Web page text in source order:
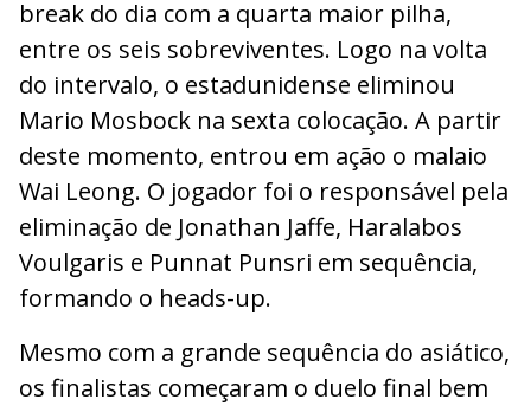
break do dia com a quarta maior pilha,
entre os seis sobreviventes. Logo na volta
do intervalo, o estadunidense eliminou
Mario Mosbock na sexta colocação. A partir
deste momento, entrou em ação o malaio
Wai Leong. O jogador foi o responsável pela
eliminação de Jonathan Jaffe, Haralabos
Voulgaris e Punnat Punsri em sequência,
formando o heads-up.
Mesmo com a grande sequência do asiático,
os finalistas começaram o duelo final bem